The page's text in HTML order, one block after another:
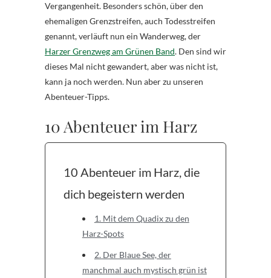
Vergangenheit. Besonders schön, über den
ehemaligen Grenzstreifen, auch Todesstreifen
genannt, verläuft nun ein Wanderweg, der
Harzer Grenzweg am Grünen Band. Den sind wir
dieses Mal nicht gewandert, aber was nicht ist,
kann ja noch werden. Nun aber zu unseren
Abenteuer-Tipps.
10 Abenteuer im Harz
10 Abenteuer im Harz, die
dich begeistern werden
1. Mit dem Quadix zu den
Harz-Spots
2. Der Blaue See, der
manchmal auch mystisch grün ist